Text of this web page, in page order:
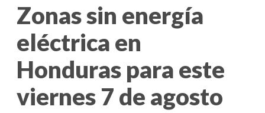
Zonas sin energía
eléctrica en
Honduras para este
viernes 7 de agosto